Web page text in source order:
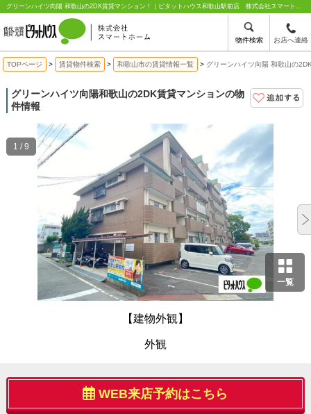
物件検索 お店へ連絡
グリーンハイツ向陽 和歌山の2DK賃貸マンション！｜ピタットハウス和歌山駅前店 株式会社スマートホーム
TOPページ 賃貸物件検索 和歌山市の賃貸情報一覧 グリーンハイツ向陽 和歌山の
グリーンハイツ向陽和歌山の2DK賃貸マンションの物
件情報
一覧
【建物外観】
外観
1 / 9
WEB来店予約はこちら